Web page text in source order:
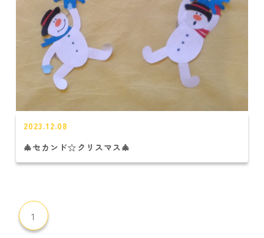
2023.12.08
🎄セカンド☆クリスマス🎄
1